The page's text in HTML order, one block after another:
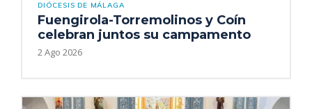
DIÓCESIS DE MÁLAGA
Fuengirola-Torremolinos y Coín
celebran juntos su campamento
2 Ago 2026